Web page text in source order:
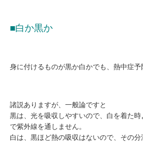
■白か黒か
身に付けるものが黒か白かでも、熱中症予
諸説ありますが、一般論ですと
黒は、光を吸収しやすいので、白を着た
で紫外線を通しません。
白は、黒ほど熱の吸収はないので、その